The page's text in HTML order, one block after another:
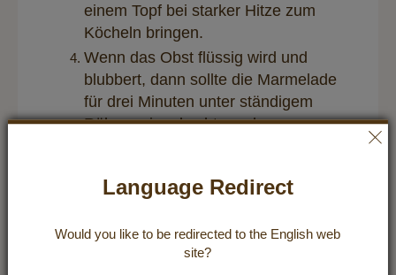
einem Topf bei starker Hitze zum
Köcheln bringen.
Wenn das Obst flüssig wird und
blubbert, dann sollte die Marmelade
für drei Minuten unter ständigem
Rühren eingekocht werden.
verschließen und umstürzen.
2-3 Minuten kopfüber stehen bleiben.
Anschließend umdrehen und
Language Redirect
Would you like to be redirected to the English web
site?